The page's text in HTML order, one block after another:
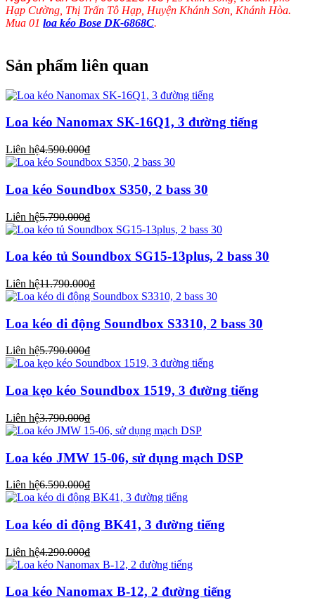
Hạp Cường, Thị Trấn Tô Hạp, Huyện Khánh Sơn, Khánh Hòa.
Mua 01 loa kéo Bose DK-6868C.
Sản phẩm liên quan
Loa kéo Nanomax SK-16Q1, 3 đường tiếng
Liên hệ4.590.000₫
Loa kéo Soundbox S350, 2 bass 30
Liên hệ5.790.000₫
Loa kéo tủ Soundbox SG15-13plus, 2 bass 30
Liên hệ11.790.000₫
Loa kéo di động Soundbox S3310, 2 bass 30
Liên hệ5.790.000₫
Loa kẹo kéo Soundbox 1519, 3 đường tiếng
Liên hệ3.790.000₫
Loa kéo JMW 15-06, sử dụng mạch DSP
Liên hệ6.590.000₫
Loa kéo di động BK41, 3 đường tiếng
Liên hệ4.290.000₫
Loa kéo Nanomax B-12, 2 đường tiếng